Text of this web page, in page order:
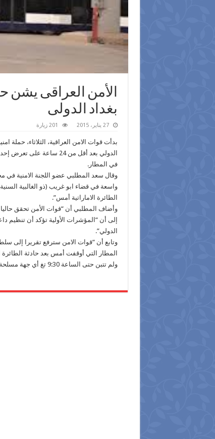
الأمن العراقى يشن
بغداد الدولى
27 يناير، 2015 201 زيارة
بدأت قوات الامن العراقية، الثلاثاء،
الدولي بعد أقل من 24
في المطار.
وقال سعد المطلبي عضو اللجنة الامنية في
واسعة في قضاء ابو غريب (ذو الغالبية
الطائرة الاماراتية أمس”.
وأضاف المطلبي أن “قوات الأمن تحقق حاليا
إلى أن “المؤشرات الأولية تؤكد أن
الدولي”.
وتابع أن “قوات الامن سترفع تقريرا إلى
المطار التي أوقفت أمس بعد حادثة الطائرة
ولم تتبن حتى الساعة 9:30 تغ أي جهة مسلحة مسؤوليتها عن حادثة اطلاق النار على طائرة الخطوط الجوية الاماراتية.